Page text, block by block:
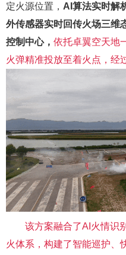
定火源位置， AI算法实时解
外传感器实时回传火场三维
控制中心， 依托卓翼空天地
火弹精准投放至着火点 ， 经
该方案融合了AI火情识
火体系，构建了智能巡护、